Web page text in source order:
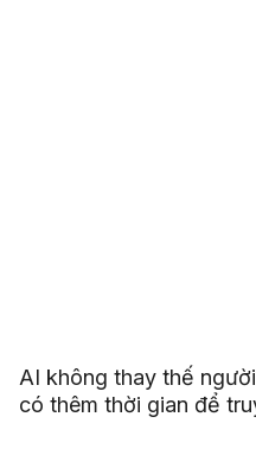
AI không thay thế
có thêm thời gian để